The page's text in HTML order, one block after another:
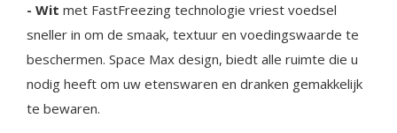
- Wit met FastFreezing technologie vriest voedsel
sneller in om de smaak, textuur en voedingswaarde te
beschermen. Space Max design, biedt alle ruimte die u
nodig heeft om uw etenswaren en dranken gemakkelijk
te bewaren.